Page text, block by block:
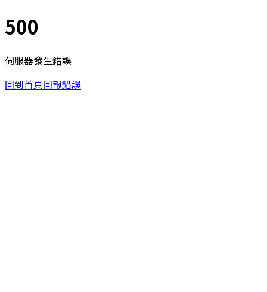
500
伺服器發生錯誤
回到首頁回報錯誤